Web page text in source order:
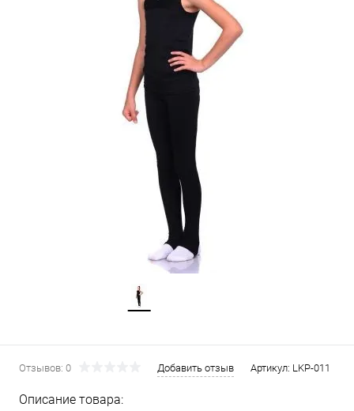
Отзывов: 0 Добавить отзыв Артикул: LKP-011
Описание товара: